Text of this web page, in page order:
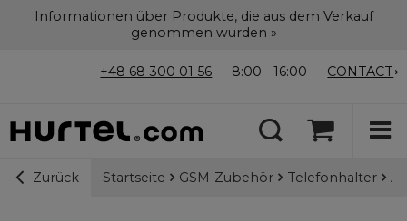
Informationen über Produkte, die aus dem Verkauf
genommen wurden »
+48 68 300 01 56 8:00 - 16:00 CONTACT
Zurück Startseite GSM-Zubehör Telefonhalter